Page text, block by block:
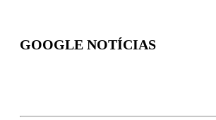
GOOGLE NOTÍCIAS